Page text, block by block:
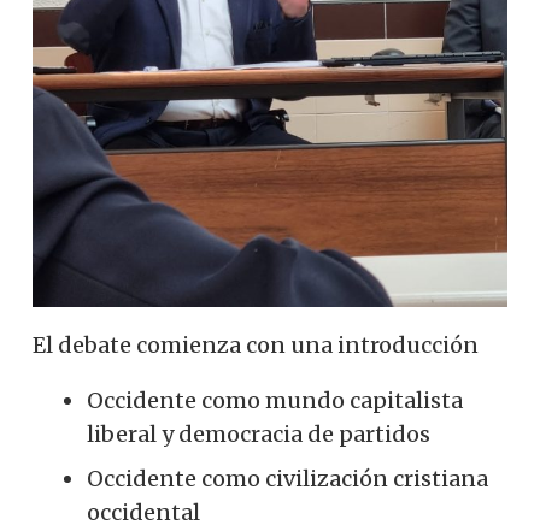
El debate comienza con una introducción
Occidente como mundo capitalista
liberal y democracia de partidos
Occidente como civilización cristiana
occidental